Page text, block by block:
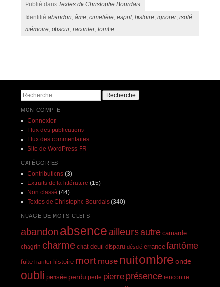
Publié dans Textes de Christophe Bourdais
Identifiéabandon,âme,cimetière,esprit,histoire,ignorer,isolé,
mémoire,obscur,raconter,tombe
Recherche
MON COMPTE
Connexion
Flux des publications
Flux des commentaires
Site de WordPress-FR
CATÉGORIES
Contributions(3)
Extraits de la littérature (15)
Non classé (44)
Textes de Christophe Bourdais(340)
NUAGE DE MOTS-CLEFS
abandon absence ailleursautre camarde
chagrin charme chat deuil disparu désolé errance fantôme
fuite hanter histoire mort muse nuitombre onde
oubli pensée perdu perte pierre présence rencontre